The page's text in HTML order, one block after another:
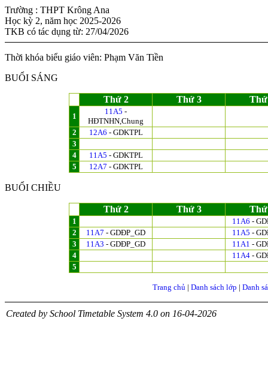
Trường : THPT Krông Ana
Học kỳ 2, năm học 2025-2026
TKB có tác dụng từ: 27/04/2026
Thời khóa biểu giáo viên: Phạm Văn Tiền
BUỔI SÁNG
Thứ 2 Thứ 3 Thứ
1
11A5 -
HĐTNHN,Chung
2
12A6 - GDKTPL
3
4
11A5 - GDKTPL
5
12A7 - GDKTPL
BUỔI CHIỀU
Thứ 2 Thứ 3 Thứ
1 11A6 -
2
11A7 - GDĐP_GD 11A5 -
3
11A3 - GDĐP_GD 11A1 -
4
11A4 -
5
Trang chủ| Danh sách lớp | Danh
Created by School Timetable System 4.0 on 16-04-2026